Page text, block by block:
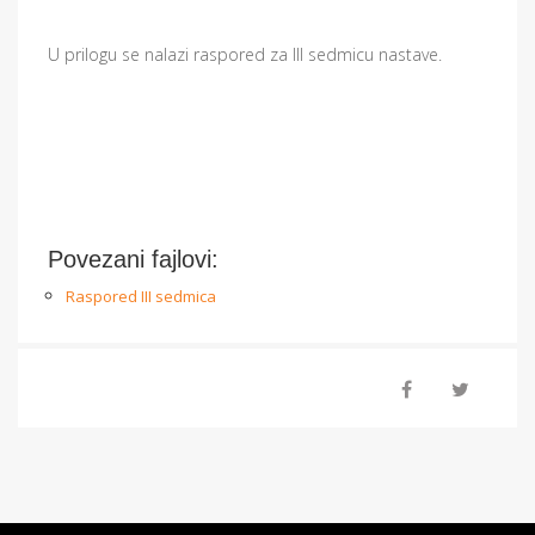
U prilogu se nalazi raspored za III sedmicu nastave.
Povezani fajlovi:
Raspored III sedmica